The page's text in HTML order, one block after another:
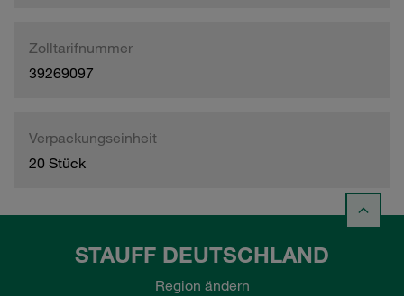
Zolltarifnummer
39269097
Verpackungseinheit
20 Stück
STAUFF DEUTSCHLAND
Region ändern